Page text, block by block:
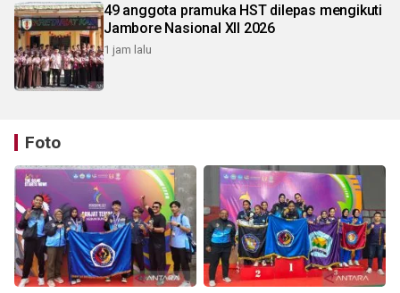
49 anggota pramuka HST dilepas mengikuti
Jambore Nasional XII 2026
1 jam lalu
Foto